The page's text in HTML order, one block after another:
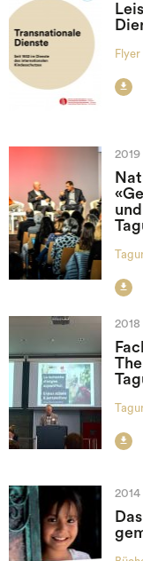
Flyer

2019

2018

2014